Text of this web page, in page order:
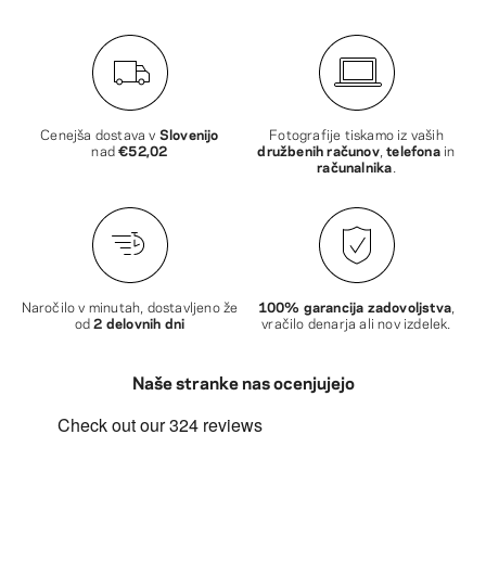
Cenejša dostava v Slovenijo
nad€52,02
Fotografije tiskamo iz vaših
družbenih računov,telefonain
računalnika
Naročilo v minutah, dostavljeno že
od2 delovnih dni
100% garancija zadovoljstva
vračilo denarja ali nov izdelek.
Naše stranke nas ocenjujejo